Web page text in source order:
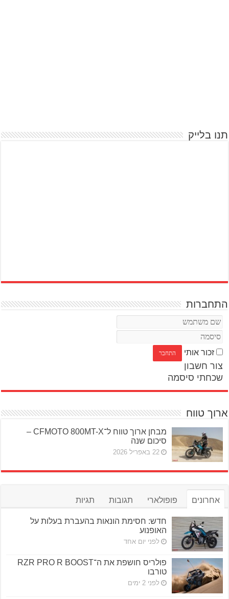
תנו בלייק
התחברות
זכור אותי
צור חשבון
שכחתי סיסמה
ארוך טווח
מבחן ארוך טווח ל־CFMOTO 800MT-X –
סיכום שנה
22 באפריל 2026
אחרונים פופולארי תגובות תגיות
חדש: חסימת הונאות בהעברת בעלות על
האופנוע
לפני יום אחד
פולריס חושפת את ה־RZR PRO R BOOST
טורבו
לפני 2 ימים